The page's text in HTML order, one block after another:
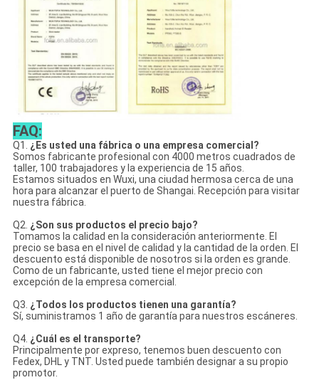
FAQ:
Q1. ¿Es usted una fábrica o una empresa comercial?
Somos fabricante profesional con 4000 metros cuadrados de
taller, 100 trabajadores y la experiencia de 15 años.
Estamos situados en Wuxi, una ciudad hermosa cerca de una
hora para alcanzar el puerto de Shangai. Recepción para visitar
nuestra fábrica.
Q2. ¿Son sus productos el precio bajo?
Tomamos la calidad en la consideración anteriormente. El
precio se basa en el nivel de calidad y la cantidad de la orden. El
descuento está disponible de nosotros si la orden es grande.
Como de un fabricante, usted tiene el mejor precio con
excepción de la empresa comercial.
Q3. ¿Todos los productos tienen una garantía?
Sí, suministramos 1 año de garantía para nuestros escáneres.
Q4. ¿Cuál es el transporte?
Principalmente por expreso, tenemos buen descuento con
Fedex, DHL y TNT. Usted puede también designar a su propio
promotor.